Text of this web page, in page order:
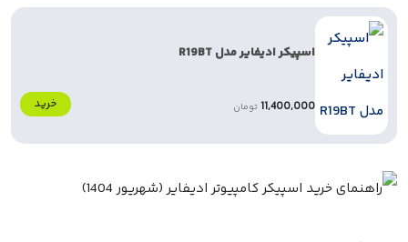
اسپیکر ادیفایر مدل R19BT
11,400,000تومان